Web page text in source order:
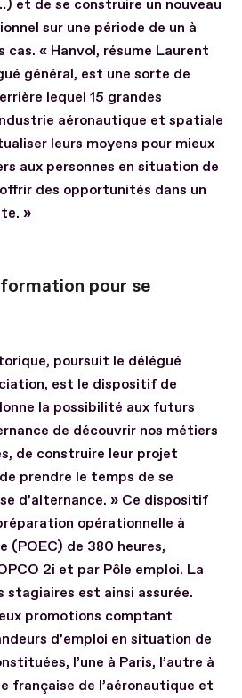
et de se construire un nouveau
sur une période de un à
cas. « Hanvol, résume Laurent
général, est une sorte de
lequel 15 grandes
aéronautique et spatiale
leurs moyens pour mieux
aux personnes en situation de
des opportunités dans un
»
pour se
poursuit le délégué
est le dispositif de
la possibilité aux futurs
de découvrir nos métiers
de construire leur projet
prendre le temps de se
d’alternance. » Ce dispositif
opérationnelle à
(POEC) de 380 heures,
2i et par Pôle emploi. La
stagiaires est ainsi assurée.
promotions comptant
d’emploi en situation de
l’une à Paris, l’autre à
française de l’aéronautique et